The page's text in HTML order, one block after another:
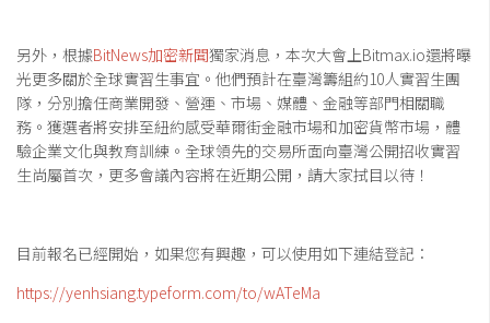
另外，根據BitNews加密新聞獨家消息，本次大會上Bitmax.io還將曝
光更多關於全球實習生事宜。他們預計在臺灣籌組約10人實習生團
隊，分別擔任商業開發、營運、市場、媒體、金融等部門相關職
務。獲選者將安排至紐約感受華爾街金融市場和加密貨幣市場，體
驗企業文化與教育訓練。全球領先的交易所面向臺灣公開招收實習
生尚屬首次，更多會議內容將在近期公開，請大家拭目以待！
目前報名已經開始，如果您有興趣，可以使用如下連結登記：
https://yenhsiang.typeform.com/to/wATeMa